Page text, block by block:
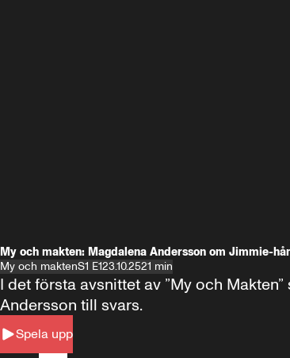
My och makten: Magdalena Andersson om Jimmie-
My och maktenS1 E123.10.2521 min
Spela upp
I det första avsnittet av ”My och
Andersson till svars.